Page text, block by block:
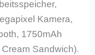
Kamera,
1750mAh
Sandwich).